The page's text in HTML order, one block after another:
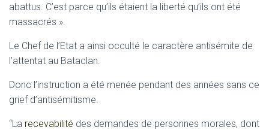
abattus. C’est parce qu’ils étaient la liberté qu’ils ont été
massacrés ».
Le Chef de l’Etat a ainsi occulté le caractère antisémite de
l’attentat au Bataclan.
Donc l’instruction a été menée pendant des années sans ce
grief d’antisémitisme.
“La recevabilité des demandes de personnes morales, dont